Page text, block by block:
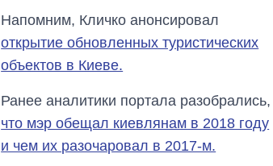
Напомним, Кличко анонсировал
открытие обновленных туристических
объектов в Киеве.
Ранее аналитики портала разобрались,
что мэр обещал киевлянам в 2018 году
и чем их разочаровал в 2017-м.
Украине за годы